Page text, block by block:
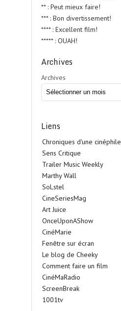
** : Peut mieux faire!
*** : Bon divertissement!
**** : Excellent film!
***** : OUAH!
Archives
Archives
Liens
Chroniques d'une cinéphile
Sens Critique
Trailer Music Weekly
Marthy Wall
SoLstel
CineSeriesMag
Art Juice
OnceUponAShow
CinéMarie
Fenêtre sur écran
Le blog de Cheeky
Comment faire un film
CinéMaRadio
ScreenBreak
1001tv